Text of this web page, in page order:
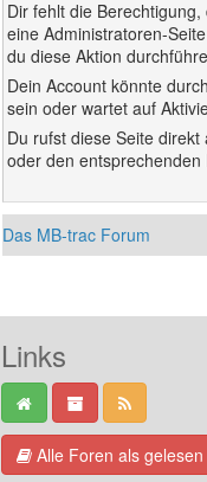
Dir fehlt die
eine Administratoren-
du diese Aktion
Dein Account könnte
sein oder wartet auf
Du rufst diese Seite
oder den entsprechenden
Das MB-trac Forum
Links
Alle Foren als